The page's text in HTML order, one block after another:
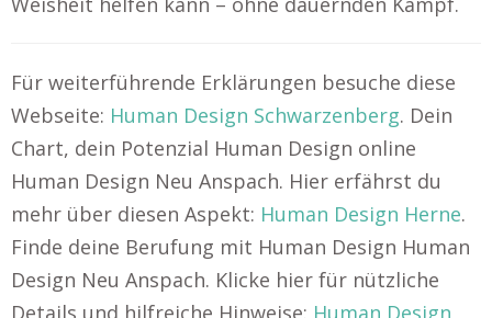
Für weiterführende Erklärungen besuche diese
Webseite: Human Design Schwarzenberg. Dein
Chart, dein Potenzial Human Design online
Human Design Neu Anspach. Hier erfährst du
mehr über diesen Aspekt: Human Design Herne.
Finde deine Berufung mit Human Design Human
Design Neu Anspach. Klicke hier für nützliche
Details und hilfreiche Hinweise: Human Design